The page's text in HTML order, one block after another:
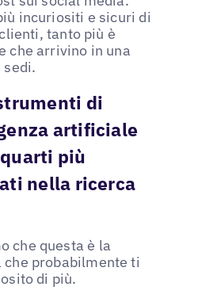
incuriositi e sicuri di
tanto più è
che arrivino in una
sedi.
di
artificiale
più
nella ricerca
che questa è la
che probabilmente ti
di più.